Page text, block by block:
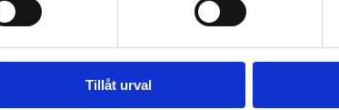
Tillåt urval